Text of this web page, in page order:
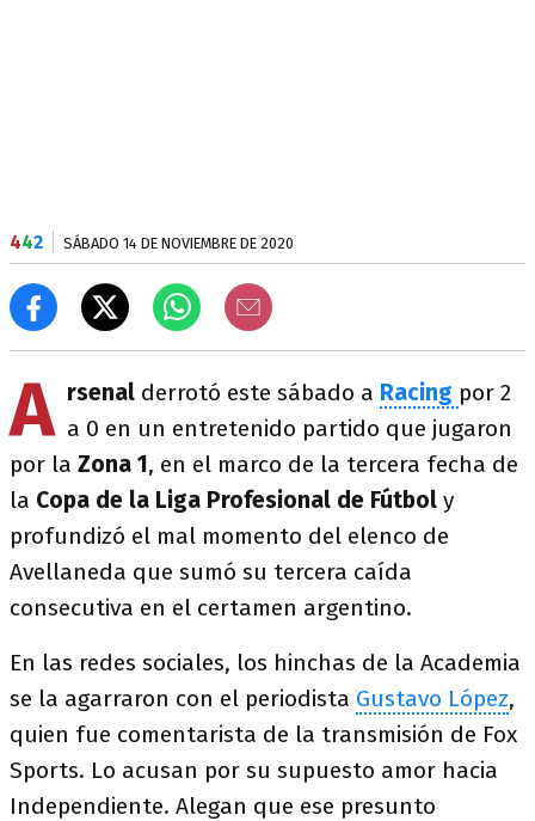
442 SÁBADO 14 DE NOVIEMBRE DE 2020
A rsenal derrotó este sábado a Racing por 2
a 0 en un entretenido partido que jugaron
por la Zona 1, en el marco de la tercera fecha de
la Copa de la Liga Profesional de Fútbol y
profundizó el mal momento del elenco de
Avellaneda que sumó su tercera caída
consecutiva en el certamen argentino.
En las redes sociales, los hinchas de la Academia
se la agarraron con el periodista Gustavo López,
quien fue comentarista de la transmisión de Fox
Sports. Lo acusan por su supuesto amor hacia
Independiente. Alegan que ese presunto